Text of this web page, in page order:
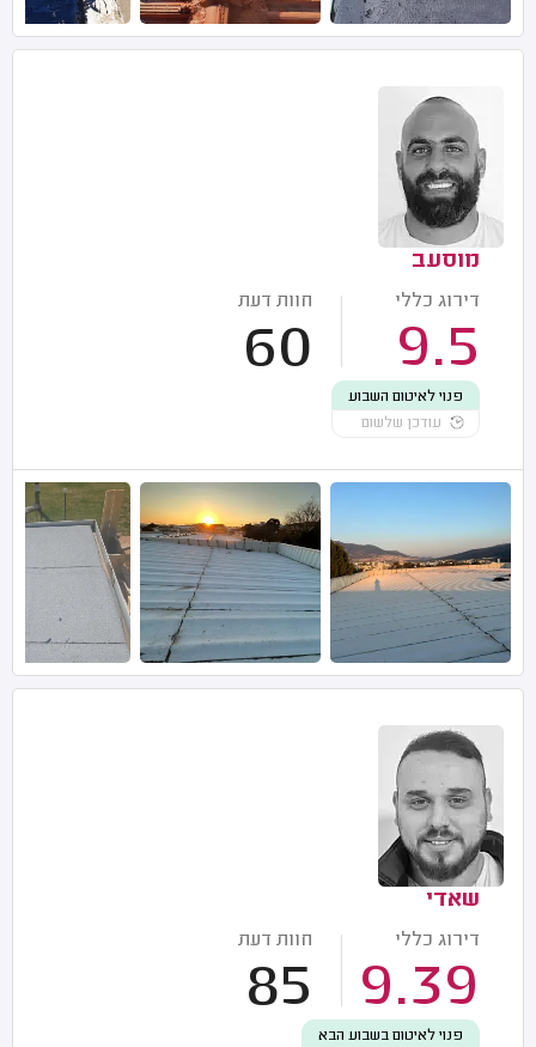
מוסעב
דירוג כללי
9.5
חוות דעת
60
פנוי לאיטום השבוע
עודכן שלשום
שאדי
דירוג כללי
9.39
חוות דעת
85
פנוי לאיטום בשבוע הבא